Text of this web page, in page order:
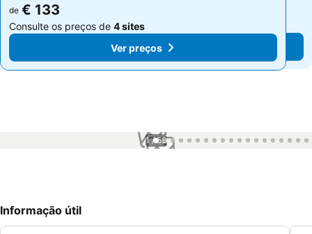
de € 133
Consulte os preços de 4 sites
Ver preços
de € 133
Consulte os preços de 4 sites
Ver preços
1 / 52
Informação útil